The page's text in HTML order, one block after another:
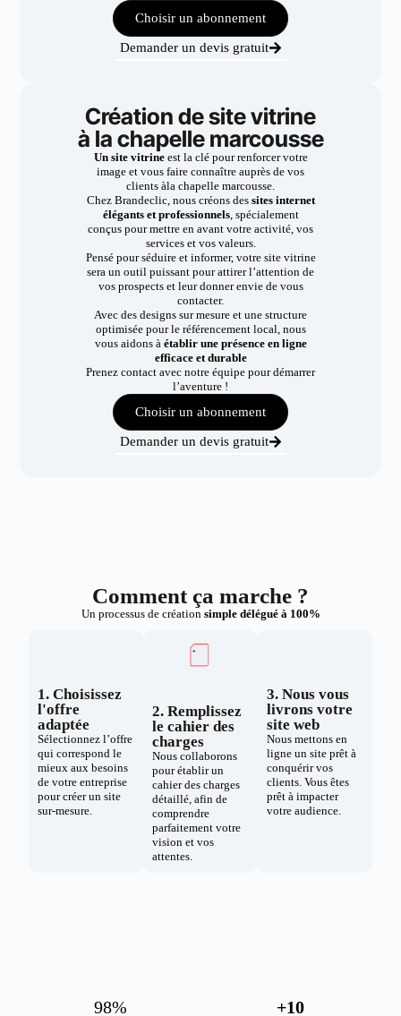
Choisir un abonnement
Demander un devis gratuit
Création de site vitrine
à la chapelle marcousse
Un site vitrineest la clé pour renforcer votre
image et vous faire connaître auprès de vos
clients àla chapelle marcousse.
Chez Brandeclic, nous créons dessites internet
élégants et professionnels, spécialement
conçus pour mettre en avant votre activité, vos
services et vos valeurs.
Pensé pour séduire et informer, votre site vitrine
sera un outil puissant pour attirer l’attention de
vos prospects et leur donner envie de vous
contacter.
Avec des designs sur mesure et une structure
optimisée pour le référencement local, nous
vous aidons à établir une présence en ligne
efficace et durable
Prenez contact avec notre équipe pour démarrer
l’aventure !
Choisir un abonnement
Demander un devis gratuit
Comment ça marche ?
Un processus de création simple délégué à 100%
1. Choisissez
l'offre
adaptée
Sélectionnez l’offre
qui correspond le
mieux aux besoins
de votre entreprise
pour créer un site
sur-mesure.
2. Remplissez
le cahier des
charges
Nous collaborons
pour établir un
cahier des charges
détaillé, afin de
comprendre
parfaitement votre
vision et vos
attentes.
3. Nous vous
livrons votre
site web
Nous mettons en
ligne un site prêt à
conquérir vos
clients. Vous êtes
prêt à impacter
votre audience.
98% +10